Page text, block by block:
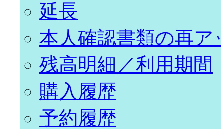
延長
本人確認書類の再ア
残高明細／利用期間
購入履歴
予約履歴